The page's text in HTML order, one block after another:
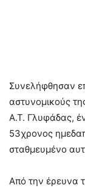
Συνελήφθησαν
αστυνομικούς
Α.Τ. Γλυφάδας,
53χρονος
σταθμευμένο
Από την έρευνα